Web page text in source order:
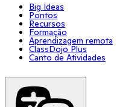
Big Ideas
Pontos
Recursos
Formação
Aprendizagem remota
ClassDojo Plus
Canto de Atividades